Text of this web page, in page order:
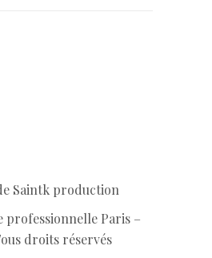
Saintk production
professionnelle Paris –
droits réservés